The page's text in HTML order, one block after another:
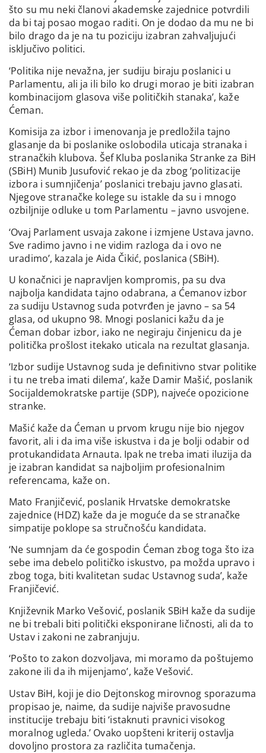
što su mu neki članovi akademske zajednice potvrdili
da bi taj posao mogao raditi. On je dodao da mu ne bi
bilo drago da je na tu poziciju izabran zahvaljujući
isključivo politici.
‘Politika nije nevažna, jer sudiju biraju poslanici u
Parlamentu, ali ja ili bilo ko drugi morao je biti izabran
kombinacijom glasova više političkih stanaka’, kaže
Ćeman.
Komisija za izbor i imenovanja je predložila tajno
glasanje da bi poslanike oslobodila uticaja stranaka i
stranačkih klubova. Šef Kluba poslanika Stranke za BiH
(SBiH) Munib Jusufović rekao je da zbog ‘politizacije
izbora i sumnjičenja’ poslanici trebaju javno glasati.
Njegove stranačke kolege su istakle da su i mnogo
ozbiljnije odluke u tom Parlamentu – javno usvojene.
‘Ovaj Parlament usvaja zakone i izmjene Ustava javno.
Sve radimo javno i ne vidim razloga da i ovo ne
uradimo’, kazala je Aida Čikić, poslanica (SBiH).
U konačnici je napravljen kompromis, pa su dva
najbolja kandidata tajno odabrana, a Ćemanov izbor
za sudiju Ustavnog suda potvrđen je javno – sa 54
glasa, od ukupno 98. Mnogi poslanici kažu da je
Ćeman dobar izbor, iako ne negiraju činjenicu da je
politička prošlost itekako uticala na rezultat glasanja.
‘Izbor sudije Ustavnog suda je definitivno stvar politike
i tu ne treba imati dilema’, kaže Damir Mašić, poslanik
Socijaldemokratske partije (SDP), najveće opozicione
stranke.
Mašić kaže da Ćeman u prvom krugu nije bio njegov
favorit, ali i da ima više iskustva i da je bolji odabir od
protukandidata Arnauta. Ipak ne treba imati iluzija da
je izabran kandidat sa najboljim profesionalnim
referencama, kaže on.
Mato Franjičević, poslanik Hrvatske demokratske
zajednice (HDZ) kaže da je moguće da se stranačke
simpatije poklope sa stručnošću kandidata.
‘Ne sumnjam da će gospodin Ćeman zbog toga što iza
sebe ima debelo političko iskustvo, pa možda upravo i
zbog toga, biti kvalitetan sudac Ustavnog suda’, kaže
Franjičević.
Književnik Marko Vešović, poslanik SBiH kaže da sudije
ne bi trebali biti politički eksponirane ličnosti, ali da to
Ustav i zakoni ne zabranjuju.
‘Pošto to zakon dozvoljava, mi moramo da poštujemo
zakone ili da ih mijenjamo’, kaže Vešović.
Ustav BiH, koji je dio Dejtonskog mirovnog sporazuma
propisao je, naime, da sudije najviše pravosudne
institucije trebaju biti ‘istaknuti pravnici visokog
moralnog ugleda.’ Ovako uopšteni kriterij ostavlja
dovoljno prostora za različita tumačenja.